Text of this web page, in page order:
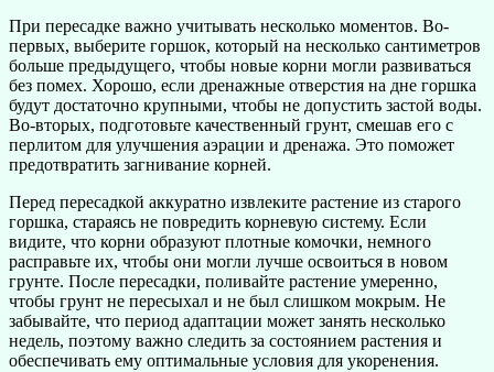
При пересадке важно учитывать несколько моментов. Во-
первых, выберите горшок, который на несколько сантиметров
больше предыдущего, чтобы новые корни могли развиваться
без помех. Хорошо, если дренажные отверстия на дне горшка
будут достаточно крупными, чтобы не допустить застой воды.
Во-вторых, подготовьте качественный грунт, смешав его с
перлитом для улучшения аэрации и дренажа. Это поможет
предотвратить загнивание корней.
Перед пересадкой аккуратно извлеките растение из старого
горшка, стараясь не повредить корневую систему. Если
видите, что корни образуют плотные комочки, немного
расправьте их, чтобы они могли лучше освоиться в новом
грунте. После пересадки, поливайте растение умеренно,
чтобы грунт не пересыхал и не был слишком мокрым. Не
забывайте, что период адаптации может занять несколько
недель, поэтому важно следить за состоянием растения и
обеспечивать ему оптимальные условия для укоренения.